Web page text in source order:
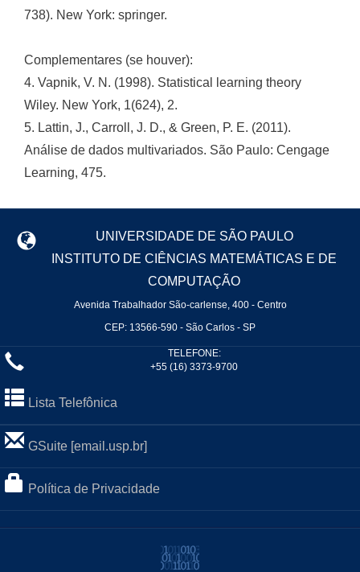
738). New York: springer.
Complementares (se houver):
4. Vapnik, V. N. (1998). Statistical learning theory
Wiley. New York, 1(624), 2.
5. Lattin, J., Carroll, J. D., & Green, P. E. (2011).
Análise de dados multivariados. São Paulo: Cengage
Learning, 475.
UNIVERSIDADE DE SÃO PAULO
INSTITUTO DE CIÊNCIAS MATEMÁTICAS E DE
COMPUTAÇÃO
Avenida Trabalhador São-carlense, 400 - Centro
CEP: 13566-590 - São Carlos - SP
TELEFONE:
+55 (16) 3373-9700
Lista Telefônica
GSuite [email.usp.br]
Política de Privacidade